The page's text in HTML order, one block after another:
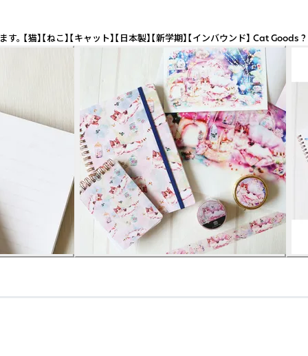
【猫】【ねこ】【キャット】【日本製】【新学期】【インバウンド】